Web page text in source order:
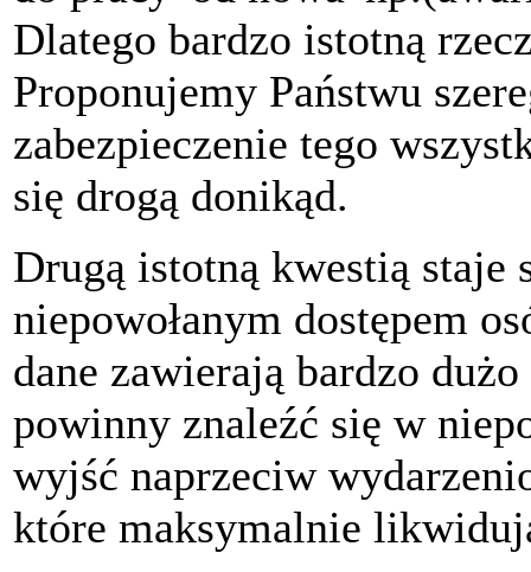
Dlatego bardzo istotną
Proponujemy Państwu
zabezpieczenie tego
się drogą donikąd.
Drugą istotną kwestią staje
niepowołanym dostępem
dane zawierają bardzo
powinny znaleźć się w
wyjść naprzeciw
które maksymalnie